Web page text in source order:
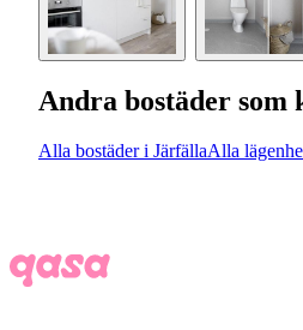
Andra bostäder som
Alla bostäder i JärfällaAlla